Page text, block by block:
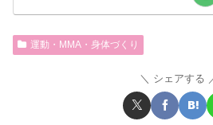
運動・MMA・身体づくり
シェアする